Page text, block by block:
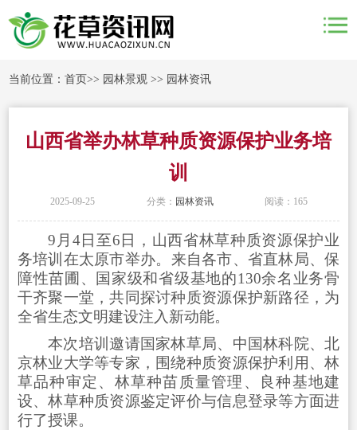
当前位置：首页>> 园林景观 >> 园林资讯
山西省举办林草种质资源保护业务培
训
2025-09-25 分类： 园林资讯 阅读：165
9月4日至6日，山西省林草种质资源保护业
务培训在太原市举办。来自各市、省直林局、保
障性苗圃、国家级和省级基地的130余名业务骨
干齐聚一堂，共同探讨种质资源保护新路径，为
全省生态文明建设注入新动能。
本次培训邀请国家林草局、中国林科院、北
京林业大学等专家，围绕种质资源保护利用、林
草品种审定、林草种苗质量管理、良种基地建
设、林草种质资源鉴定评价与信息登录等方面进
行了授课。